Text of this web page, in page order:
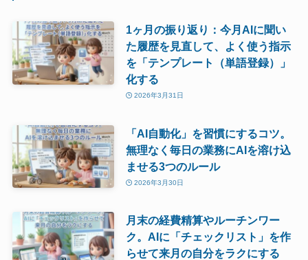
1ヶ月の振り返り：今月AIに聞い
た履歴を見直して、よく使う指示
を「テンプレート（単語登録）」
化する
2026年3月31日
「AI自動化」を習慣にするコツ。
無理なく毎日の業務にAIを溶け込
ませる3つのルール
2026年3月30日
月末の経費精算やルーチンワー
ク。AIに「チェックリスト」を作
らせて来月の自分をラクにする